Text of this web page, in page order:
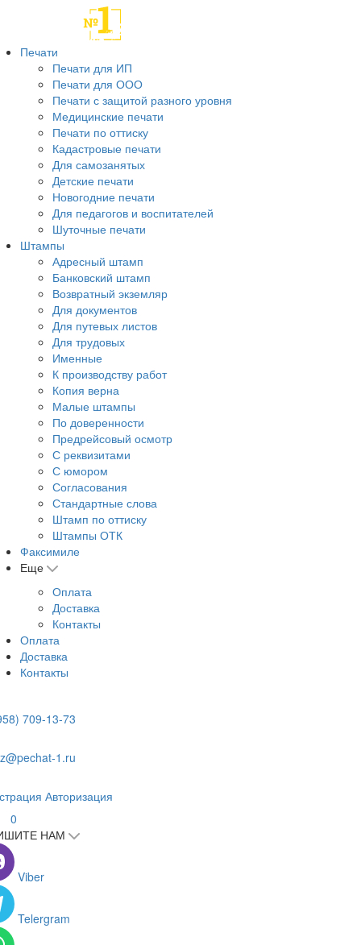
Печати
Печати для ИП
Печати для ООО
Печати с защитой разного уровня
Медицинские печати
Печати по оттиску
Кадастровые печати
Для самозанятых
Детские печати
Новогодние печати
Для педагогов и воспитателей
Шуточные печати
Штампы
Адресный штамп
Банковский штамп
Возвратный экземляр
Для документов
Для путевых листов
Для трудовых
Именные
К производству работ
Копия верна
Малые штампы
По доверенности
Предрейсовый осмотр
С реквизитами
С юмором
Согласования
Стандартные слова
Штамп по оттиску
Штампы ОТК
Факсимиле
Еще
Оплата
Доставка
Контакты
Оплата
Доставка
Контакты
709-13-73
1.ru
Авторизация
0
НАМ
Viber
Telergram